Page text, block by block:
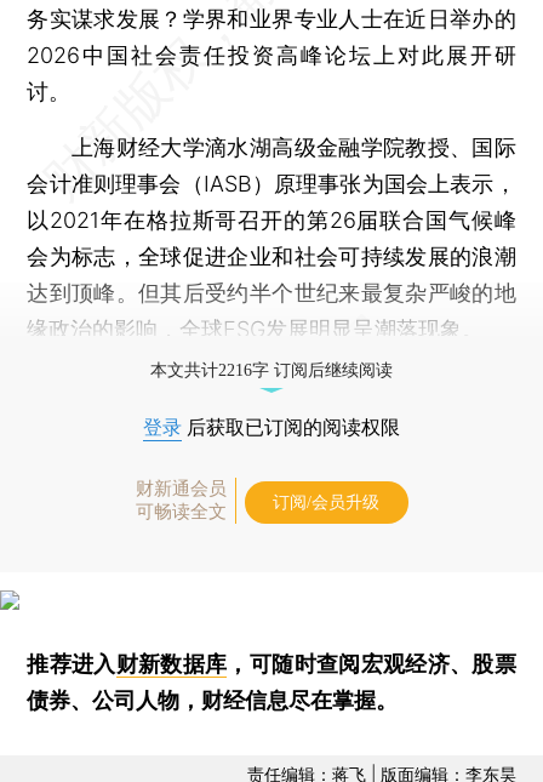
务实谋求发展？学界和业界专业人士在近日举办的
2026中国社会责任投资高峰论坛上对此展开研
讨。
上海财经大学滴水湖高级金融学院教授、国际
会计准则理事会（IASB）原理事张为国会上表示，
以2021年在格拉斯哥召开的第26届联合国气候峰
会为标志，全球促进企业和社会可持续发展的浪潮
达到顶峰。但其后受约半个世纪来最复杂严峻的地
缘政治的影响，全球ESG发展明显呈潮落现象。
本文共计2216字 订阅后继续阅读
登录 后获取已订阅的阅读权限
财新通会员
可畅读全文
订阅/会员升级
推荐进入财新数据库 ，可随时查阅宏观经济、股票
债券、公司人物，财经信息尽在掌握。
责任编辑：蒋飞 | 版面编辑：李东昊